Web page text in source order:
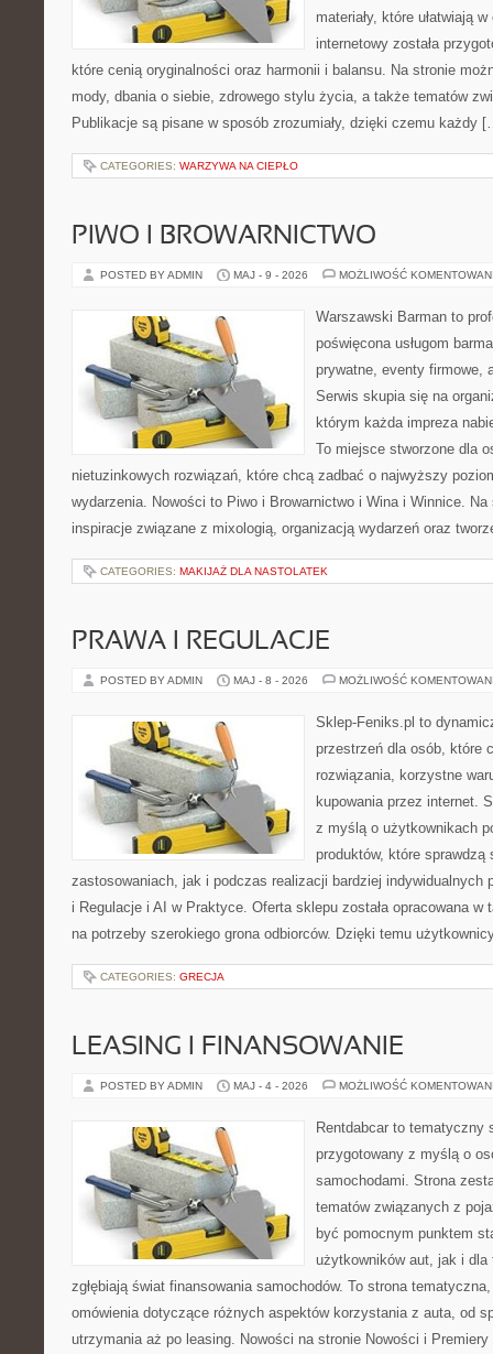
materiały, które ułatwiają
internetowy została
które cenią oryginalności oraz harmonii i balansu. Na stronie
mody, dbania o siebie, zdrowego stylu życia, a także tematów
Publikacje są pisane w sposób zrozumiały, dzięki czemu każdy
CATEGORIES: WARZYWA NA CIEPŁO
PIWO I BROWARNICTWO
POSTED BY ADMIN MAJ - 9 - 2026 MOŻLIWOŚĆ
Warszawski Barman to
poświęcona usługom
prywatne, eventy firmowe,
Serwis skupia się na
którym każda impreza
To miejsce stworzone dla
nietuzinkowych rozwiązań, które chcą zadbać o najwyższy
wydarzenia. Nowości to Piwo i Browarnictwo i Wina i Winnice.
inspiracje związane z mixologią, organizacją wydarzeń oraz
CATEGORIES: MAKIJAŻ DLA NASTOLATEK
PRAWA I REGULACJE
POSTED BY ADMIN MAJ - 8 - 2026 MOŻLIWOŚĆ
Sklep-Feniks.pl to
przestrzeń dla osób, które
rozwiązania, korzystne
kupowania przez internet.
z myślą o użytkownikach
produktów, które sprawdzą
zastosowaniach, jak i podczas realizacji bardziej indywidualnych
i Regulacje i AI w Praktyce. Oferta sklepu została opracowana w
na potrzeby szerokiego grona odbiorców. Dzięki temu
CATEGORIES: GRECJA
LEASING I FINANSOWANIE
POSTED BY ADMIN MAJ - 4 - 2026 MOŻLIWOŚĆ
Rentdabcar to tematyczny
przygotowany z myślą o
samochodami. Strona
tematów związanych z
być pomocnym punktem
użytkowników aut, jak i
zgłębiają świat finansowania samochodów. To strona
omówienia dotyczące różnych aspektów korzystania z auta, od
utrzymania aż po leasing. Nowości na stronie Nowości i